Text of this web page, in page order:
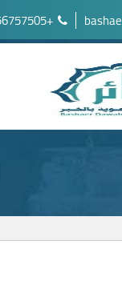
+966556757505